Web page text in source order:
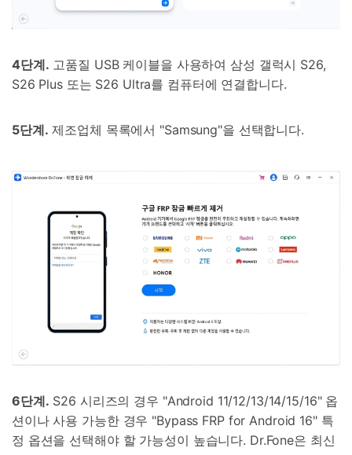
4단계. 고품질 USB 케이블을 사용하여 삼성 갤럭시 S26,
S26 Plus 또는 S26 Ultra를 컴퓨터에 연결합니다.
5단계. 제조업체 목록에서 "Samsung"을 선택합니다.
6단계. S26 시리즈의 경우 "Android 11/12/13/14/15/16" 옵
션이나 사용 가능한 경우 "Bypass FRP for Android 16" 특
정 옵션을 선택해야 할 가능성이 높습니다. Dr.Fone은 최신
50M+ 사용자, 17년 이상 신뢰
휴대폰 잠금 해제,데이터 복구,전송 및 보안 가능
그램
받기 무료 체험